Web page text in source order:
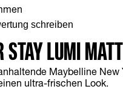
schreiben
STAY LUMI
Maybelline
ultra-frischen Look.